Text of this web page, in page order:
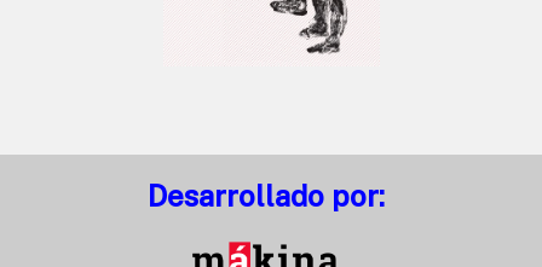
Desarrollado por: